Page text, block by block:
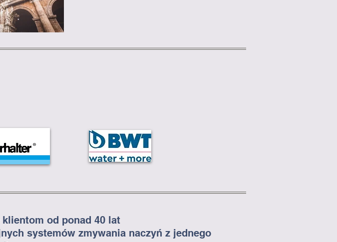
od ponad 40 lat
systemów zmywania naczyń z jednego